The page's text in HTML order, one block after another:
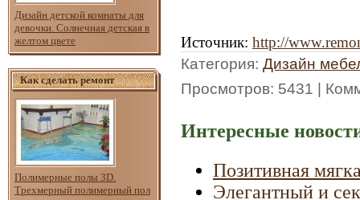
Дизайн детской комнаты для
девочки. Солнечная детская в
желтом цвете
Как сделать ремонт
Полимерные полы 3D.
Трехмерный полимерный пол
Источник: http://
Категория: Дизайн
Просмотров: 5431 |
Интересные
Позитивная
Элегантный и